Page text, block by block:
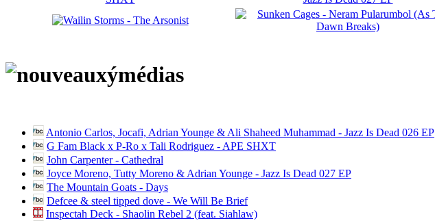
Antonio Carlos, Jocafi, Adrian Younge & Ali Shaheed Muhammad - Jazz Is Dead 026 EP
G Fam Black x P-Ro x Tali Rodriguez - APE SHXT
John Carpenter - Cathedral
Joyce Moreno, Tutty Moreno & Adrian Younge - Jazz Is Dead 027 EP
The Mountain Goats - Days
Defcee & steel tipped dove - We Will Be Brief
Inspectah Deck - Shaolin Rebel 2 (feat. Siahlaw)